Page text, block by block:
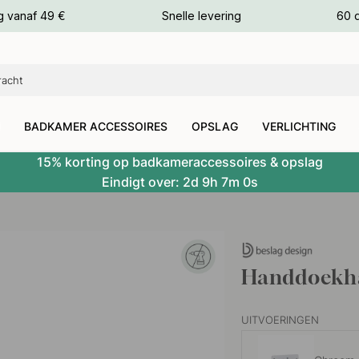
vanaf 49 € Snelle levering 60
BADKAMER ACCESSOIRES OPSLAG VERLICHTING
15% korting op badkameraccessoires & opslag
Eindigt over:2d 9h 6m 59s
UITVOERINGEN